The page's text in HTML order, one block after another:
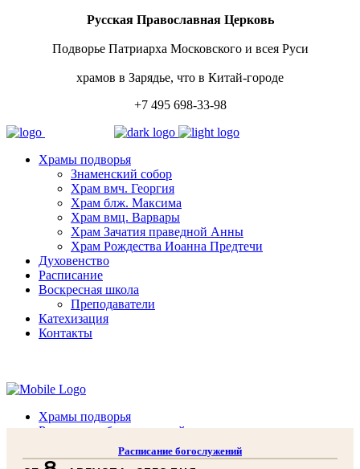
Русская Православная Церковь
Подворье Патриарха Московского и всея Руси
храмов в Зарядье, что в Китай-городе
+7 495 698-33-98
Храмы подворья
Знаменский собор
Храм вмч. Георгия
Храм блж. Максима
Храм вмц. Варвары
Храм Зачатия праведной Анны
Храм Рождества Иоанна Предтечи
Духовенство
Расписание
Воскресная школа
Преподаватели
Катехизация
Контакты
Храмы подворья
Расписание богослужений
Воскресная школа
Расписание богослужений